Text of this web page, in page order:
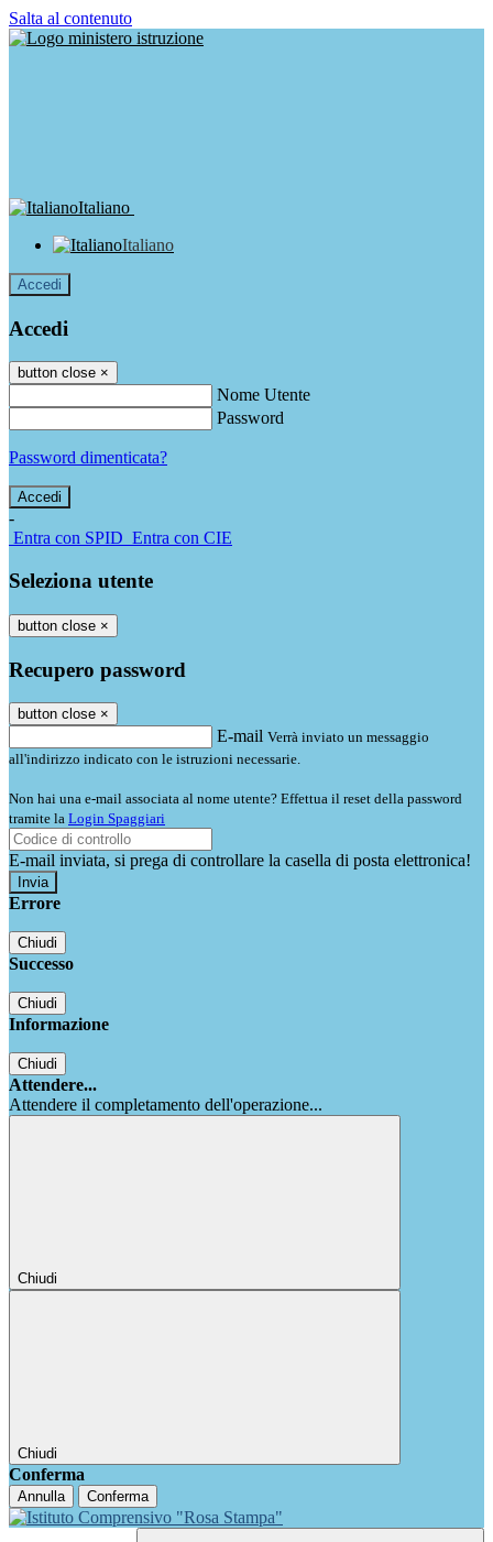
Salta al contenuto
Italiano
Italiano
Accedi
Accedi
button close ×
Nome Utente
Password
Password dimenticata?
-
Entra con SPID Entra con CIE
Seleziona utente
button close ×
Recupero password
button close ×
E-mail Verrà inviato un messaggio
all'indirizzo indicato con le istruzioni necessarie.
Non hai una e-mail associata al nome utente? Effettua il reset della password
tramite la Login Spaggiari
E-mail inviata, si prega di controllare la casella di posta elettronica!
Errore
Chiudi
Successo
Chiudi
Informazione
Chiudi
Attendere...
Attendere il completamento dell'operazione...
Chiudi
Chiudi
Conferma
Annulla Conferma